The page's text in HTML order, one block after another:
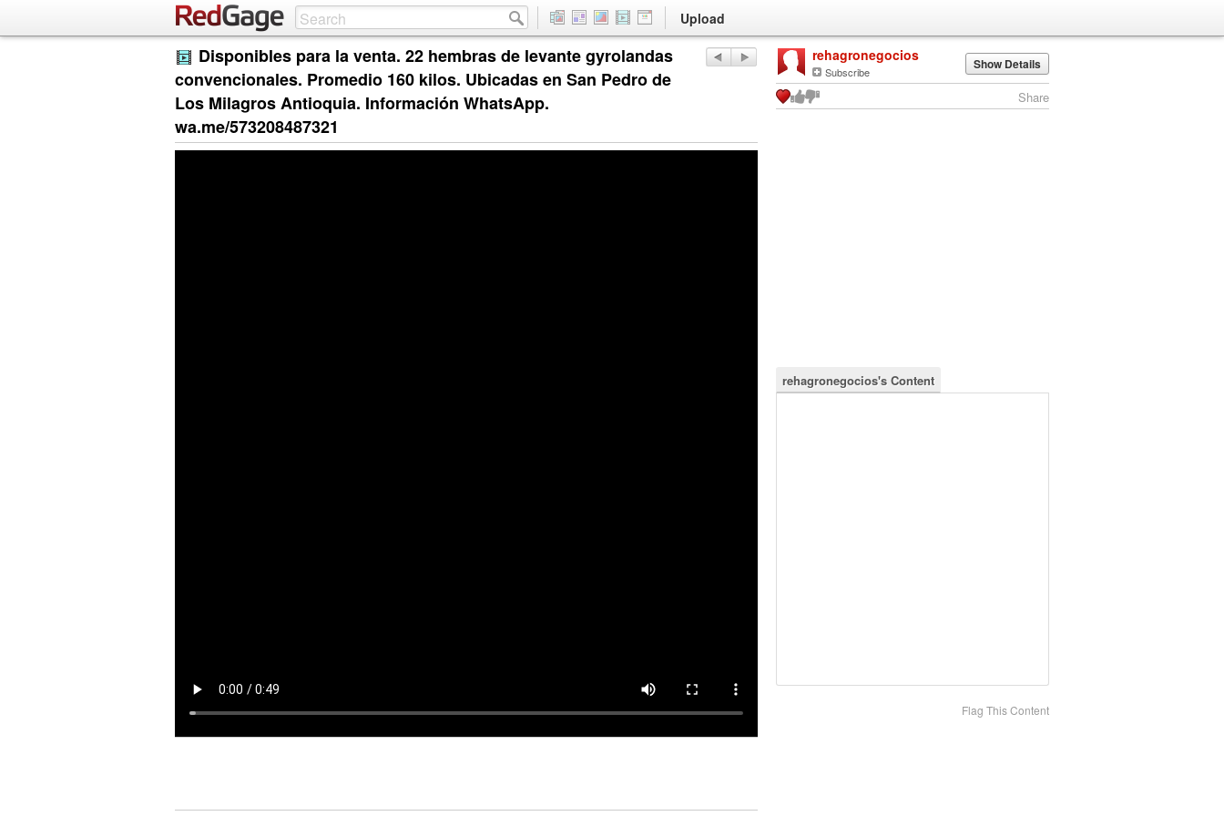
Upload
Disponibles para la venta. 22 hembras de levante gyrolandas
convencionales. Promedio 160 kilos. Ubicadas en San Pedro de
Los Milagros Antioquia. Información WhatsApp.
wa.me/573208487321
rehagronegocios
Subscribe Show Details
Share
rehagronegocios's Content
Flag This Content